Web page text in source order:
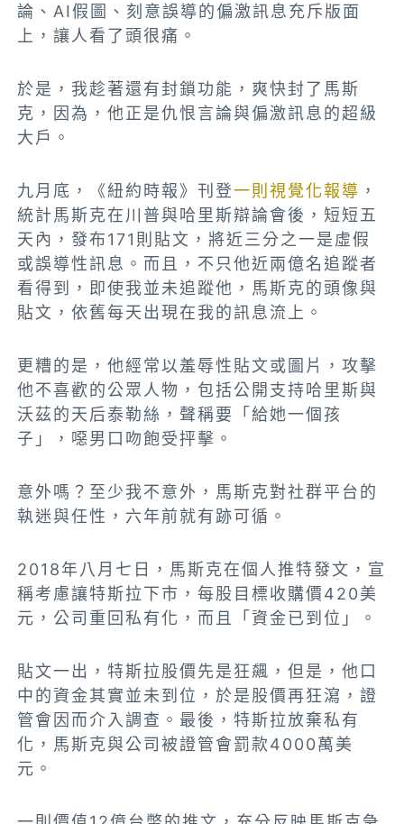
論、AI假圖、刻意誤導的偏激訊息充斥版面
上，讓人看了頭很痛。
於是，我趁著還有封鎖功能，爽快封了馬斯
克，因為，他正是仇恨言論與偏激訊息的超級
大戶。
九月底，《紐約時報》刊登一則視覺化報導 ，
統計馬斯克在川普與哈里斯辯論會後，短短五
天內，發布171則貼文，將近三分之一是虛假
或誤導性訊息。而且，不只他近兩億名追蹤者
看得到，即使我並未追蹤他，馬斯克的頭像與
貼文，依舊每天出現在我的訊息流上。
更糟的是，他經常以羞辱性貼文或圖片，攻擊
他不喜歡的公眾人物，包括公開支持哈里斯與
沃茲的天后泰勒絲，聲稱要「給她一個孩
子」，噁男口吻飽受抨擊。
意外嗎？至少我不意外，馬斯克對社群平台的
執迷與任性，六年前就有跡可循。
2018年八月七日，馬斯克在個人推特發文，宣
稱考慮讓特斯拉下市，每股目標收購價420美
元，公司重回私有化，而且「資金已到位」。
貼文一出，特斯拉股價先是狂飆，但是，他口
中的資金其實並未到位，於是股價再狂瀉，證
管會因而介入調查。最後，特斯拉放棄私有
化，馬斯克與公司被證管會罰款4000萬美
元。